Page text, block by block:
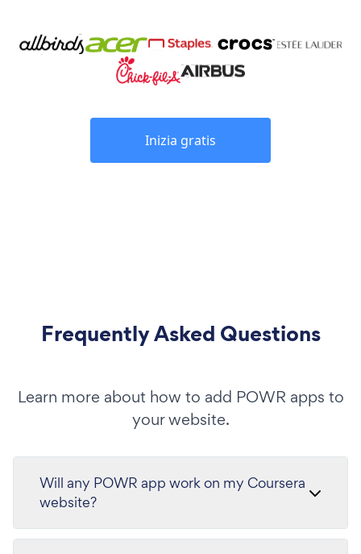
Inizia gratis
Frequently Asked Questions
Learn more about how to add POWR apps to
your website.
Will any POWR app work on my Coursera
website?